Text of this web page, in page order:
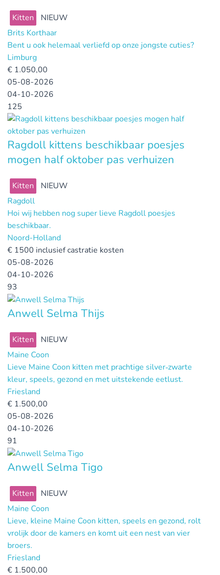
Kitten
NIEUW
Brits Korthaar
Bent u ook helemaal verliefd op onze jongste cuties?
Limburg
€ 1.050,00
05-08-2026
04-10-2026
125
Ragdoll kittens beschikbaar poesjes
mogen half oktober pas verhuizen
Kitten
NIEUW
Ragdoll
Hoi wij hebben nog super lieve Ragdoll poesjes
beschikbaar.
Noord-Holland
€ 1500 inclusief castratie kosten
05-08-2026
04-10-2026
93
Anwell Selma Thijs
Kitten
NIEUW
Maine Coon
Lieve Maine Coon kitten met prachtige silver‑zwarte
kleur, speels, gezond en met uitstekende eetlust.
Friesland
€ 1.500,00
05-08-2026
04-10-2026
91
Anwell Selma Tigo
Kitten
NIEUW
Maine Coon
Lieve, kleine Maine Coon kitten, speels en gezond, rolt
vrolijk door de kamers en komt uit een nest van vier
broers.
Friesland
€ 1.500,00